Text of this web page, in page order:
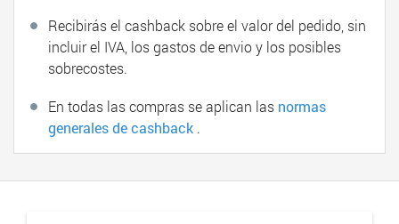
Recibirás el cashback sobre el valor del pedido, sin
incluir el IVA, los gastos de envio y los posibles
sobrecostes.
En todas las compras se aplican las normas
generales de cashback .